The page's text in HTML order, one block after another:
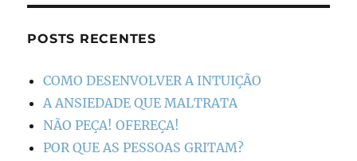
POSTS RECENTES
COMO DESENVOLVER A INTUIÇÃO
A ANSIEDADE QUE MALTRATA
NÃO PEÇA! OFEREÇA!
POR QUE AS PESSOAS GRITAM?